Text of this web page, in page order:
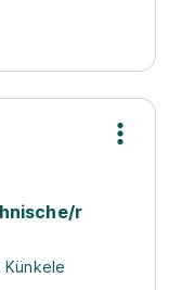
r
Künkele